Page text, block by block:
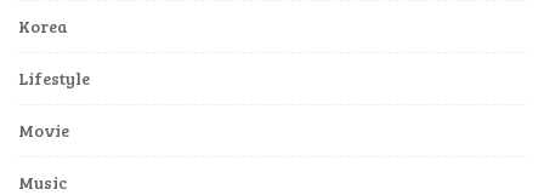
Korea
Lifestyle
Movie
Music